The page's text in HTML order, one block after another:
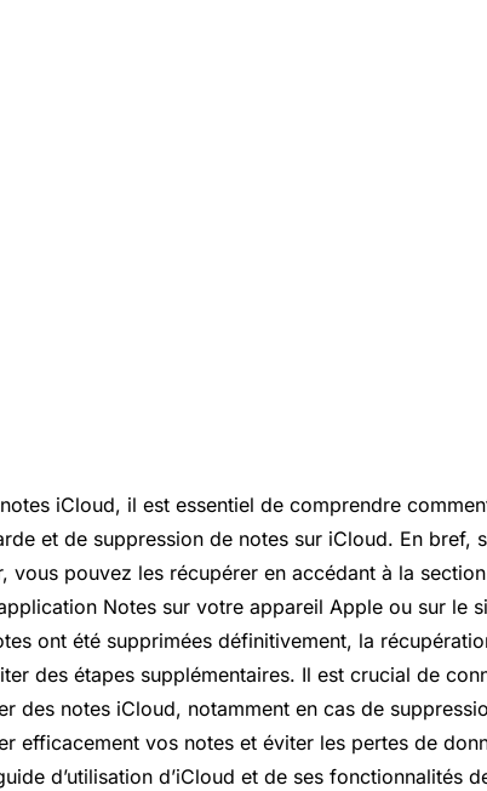
iCloud, il est essentiel de comprendre
et de suppression de notes sur iCloud. En bref,
vous pouvez les récupérer en accédant à la
Notes sur votre appareil Apple ou sur le
ont été supprimées définitivement, la
des étapes supplémentaires. Il est crucial de
des notes iCloud, notamment en cas de
efficacement vos notes et éviter les pertes de
d’utilisation d’iCloud et de ses fonctionnalités